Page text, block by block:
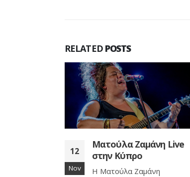
RELATED POSTS
01
Jul
Χατζηφραγκέτα –
Σκιαδαρέσες Live στην
Κύπρο